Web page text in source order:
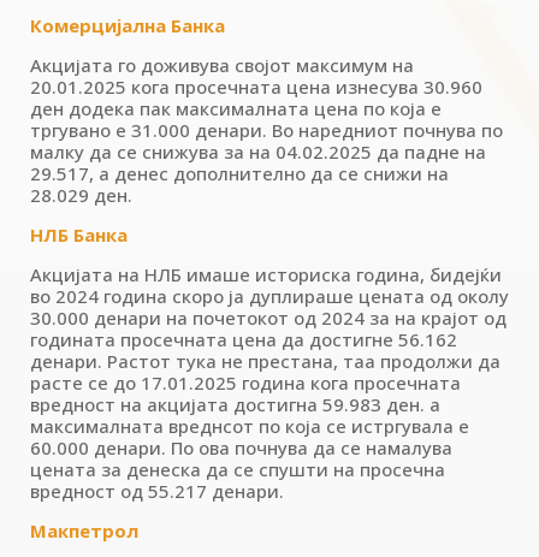
Комерцијална Банка
Акцијата го доживува својот максимум на
20.01.2025 кога просечната цена изнесува 30.960
ден додека пак максималната цена по која е
тргувано е 31.000 денари. Во наредниот почнува по
малку да се снижува за на 04.02.2025 да падне на
29.517, а денес дополнително да се снижи на
28.029 ден.
НЛБ Банка
Акцијата на НЛБ имаше историска година, бидејќи
во 2024 година скоро ја дуплираше цената од околу
30.000 денари на почетокот од 2024 за на крајот од
годината просечната цена да достигне 56.162
денари. Растот тука не престана, таа продолжи да
расте се до 17.01.2025 година кога просечната
вредност на акцијата достигна 59.983 ден. а
максималната вреднсот по која се истргувала е
60.000 денари. По ова почнува да се намалува
цената за денеска да се спушти на просечна
вредност од 55.217 денари.
Макпетрол